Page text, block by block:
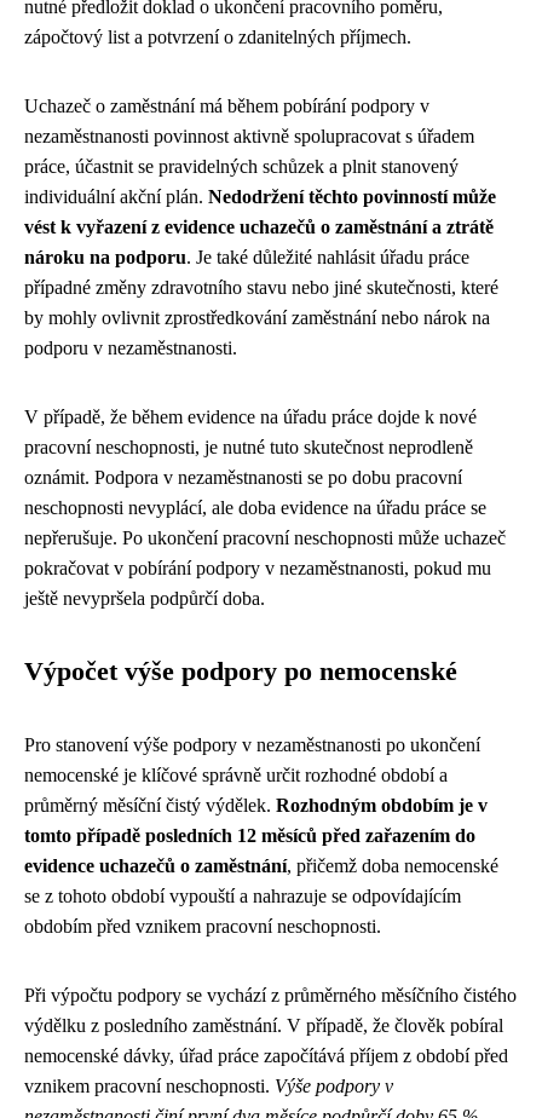
nutné předložit doklad o ukončení pracovního poměru,
zápočtový list a potvrzení o zdanitelných příjmech.
Uchazeč o zaměstnání má během pobírání podpory v
nezaměstnanosti povinnost aktivně spolupracovat s úřadem
práce, účastnit se pravidelných schůzek a plnit stanovený
individuální akční plán. Nedodržení těchto povinností může
vést k vyřazení z evidence uchazečů o zaměstnání a ztrátě
nároku na podporu. Je také důležité nahlásit úřadu práce
případné změny zdravotního stavu nebo jiné skutečnosti, které
by mohly ovlivnit zprostředkování zaměstnání nebo nárok na
podporu v nezaměstnanosti.
V případě, že během evidence na úřadu práce dojde k nové
pracovní neschopnosti, je nutné tuto skutečnost neprodleně
oznámit. Podpora v nezaměstnanosti se po dobu pracovní
neschopnosti nevyplácí, ale doba evidence na úřadu práce se
nepřerušuje. Po ukončení pracovní neschopnosti může uchazeč
pokračovat v pobírání podpory v nezaměstnanosti, pokud mu
ještě nevypršela podpůrčí doba.
Výpočet výše podpory po nemocenské
Pro stanovení výše podpory v nezaměstnanosti po ukončení
nemocenské je klíčové správně určit rozhodné období a
průměrný měsíční čistý výdělek. Rozhodným obdobím je v
tomto případě posledních 12 měsíců před zařazením do
evidence uchazečů o zaměstnání, přičemž doba nemocenské
se z tohoto období vypouští a nahrazuje se odpovídajícím
obdobím před vznikem pracovní neschopnosti.
Při výpočtu podpory se vychází z průměrného měsíčního čistého
výdělku z posledního zaměstnání. V případě, že člověk pobíral
nemocenské dávky, úřad práce započítává příjem z období před
vznikem pracovní neschopnosti. Výše podpory v